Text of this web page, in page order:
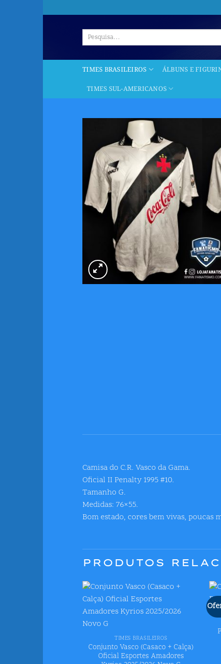
to
Pesquisar
TIMES BRASILEIROS
ÁLBUNS E
TIMES SUL-AMERICANOS
Camisa do C.R. Vasco da Gama.
Oficial II Penalty 1995 #10.
Tamanho G.
Medidas: 76×55.
Bom estado, cores bem vivas, poucas
PRODUTOS
Adicionar
aos meus
TIMES BRASILEIROS
Conjunto Vasco (Casaco + Calça)
Oficial Esportes Amadores